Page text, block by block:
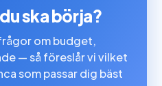
ska börja?
om budget,
— så föreslår vi vilket
som passar dig bäst